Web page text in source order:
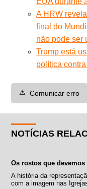
A HRW
final do
não pode ser
Trump está
política
⚠️ Comunicar erro
NOTÍCIAS
Os rostos que
A história da
com a imagem nas